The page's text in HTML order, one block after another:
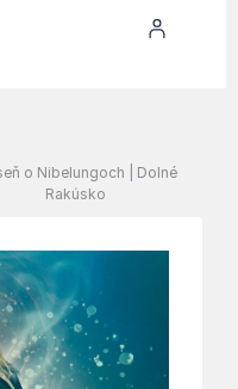
o Nibelungoch | Dolné
Rakúsko